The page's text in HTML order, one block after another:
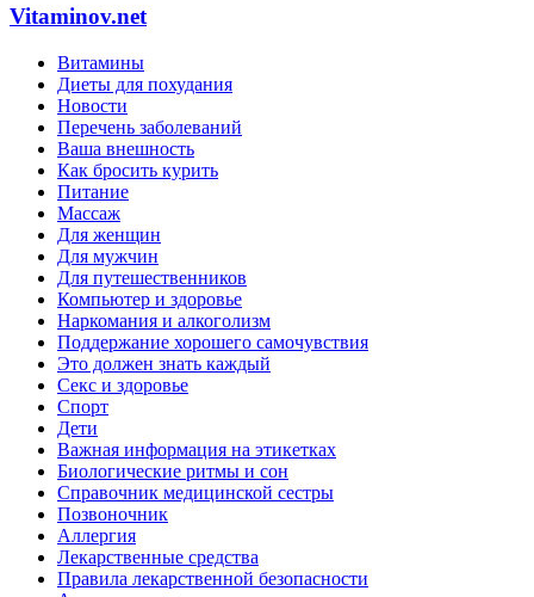
Vitaminov.net
Витамины
Диеты для похудания
Новости
Перечень заболеваний
Ваша внешность
Как бросить курить
Питание
Массаж
Для женщин
Для мужчин
Для путешественников
Компьютер и здоровье
Наркомания и алкоголизм
Поддержание хорошего самочувствия
Это должен знать каждый
Секс и здоровье
Спорт
Дети
Важная информация на этикетках
Биологические ритмы и сон
Справочник медицинской сестры
Позвоночник
Аллергия
Лекарственные средства
Правила лекарственной безопасности